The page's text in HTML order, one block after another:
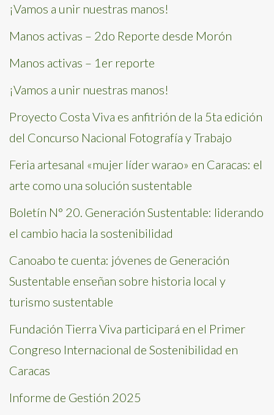
¡Vamos a unir nuestras manos!
Manos activas – 2do Reporte desde Morón
Manos activas – 1er reporte
¡Vamos a unir nuestras manos!
Proyecto Costa Viva es anfitrión de la 5ta edición
del Concurso Nacional Fotografía y Trabajo
Feria artesanal «mujer líder warao» en Caracas: el
arte como una solución sustentable
Boletín N° 20. Generación Sustentable: liderando
el cambio hacia la sostenibilidad
Canoabo te cuenta: jóvenes de Generación
Sustentable enseñan sobre historia local y
turismo sustentable
Fundación Tierra Viva participará en el Primer
Congreso Internacional de Sostenibilidad en
Caracas
Informe de Gestión 2025